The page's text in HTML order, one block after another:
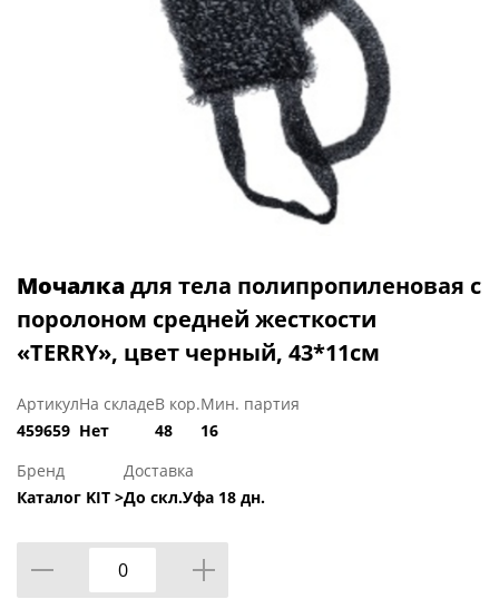
Мочалкадля тела полипропиленовая с
поролоном средней жесткости
«TERRY», цвет черный, 43*11см
Артикул
459659
На складе
Нет
В кор.
48
Мин. партия
16
Бренд
Каталог KIT >
Доставка
До скл.Уфа 18 дн.